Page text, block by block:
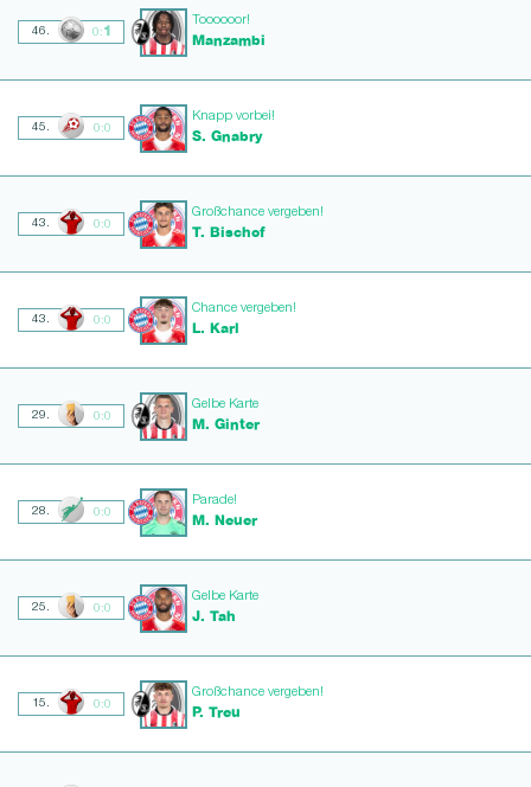
46. 0: 1
Toooooor!
Manzambi
45. 0:0
Knapp vorbei!
S. Gnabry
43. 0:0
Großchance vergeben!
T. Bischof
43. 0:0
Chance vergeben!
L. Karl
29. 0:0
Gelbe Karte
M. Ginter
28. 0:0
Parade!
M. Neuer
25. 0:0
Gelbe Karte
J. Tah
15. 0:0
Großchance vergeben!
P. Treu